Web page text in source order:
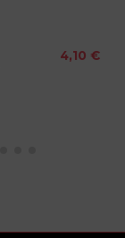
4,10 €